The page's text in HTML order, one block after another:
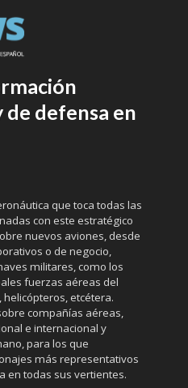
de defensa en
que toca todas las
con este estratégico
nuevos aviones, desde
o de negocio,
militares, como los
fuerzas aéreas del
etcétera.
compañías aéreas,
e internacional y
para los que
más representativos
en todas sus vertientes.